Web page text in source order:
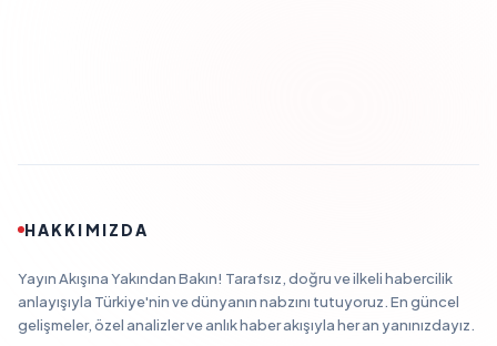
HAKKIMIZDA
Yayın Akışına Yakından Bakın! Tarafsız, doğru ve ilkeli habercilik
anlayışıyla Türkiye'nin ve dünyanın nabzını tutuyoruz. En güncel
gelişmeler, özel analizler ve anlık haber akışıyla her an yanınızdayız.